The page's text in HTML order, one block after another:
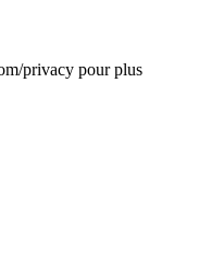
privacy pour plus